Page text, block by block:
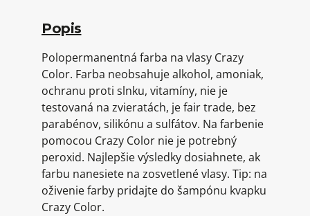
Popis
Polopermanentná farba na vlasy Crazy
Color. Farba neobsahuje alkohol, amoniak,
ochranu proti slnku, vitamíny, nie je
testovaná na zvieratách, je fair trade, bez
parabénov, silikónu a sulfátov. Na farbenie
pomocou Crazy Color nie je potrebný
peroxid. Najlepšie výsledky dosiahnete, ak
farbu nanesiete na zosvetlené vlasy. Tip: na
oživenie farby pridajte do šampónu kvapku
Crazy Color.